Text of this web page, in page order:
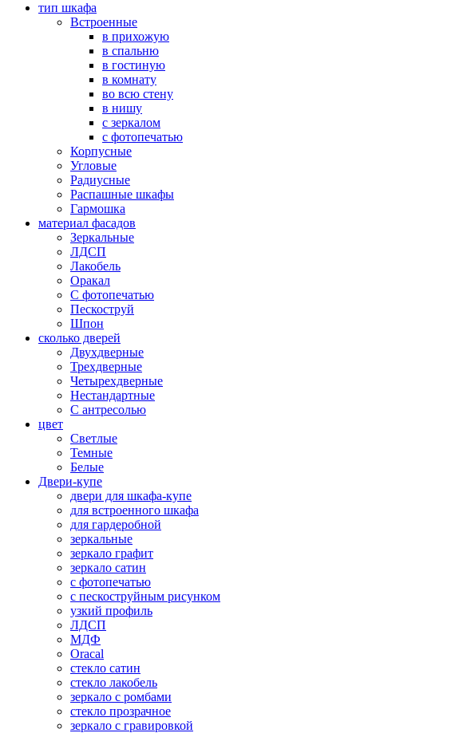
тип шкафа
Встроенные
в прихожую
в спальню
в гостиную
в комнату
во всю стену
в нишу
с зеркалом
с фотопечатью
Корпусные
Угловые
Радиусные
Распашные шкафы
Гармошка
материал фасадов
Зеркальные
ЛДСП
Лакобель
Оракал
С фотопечатью
Пескоструй
Шпон
сколько дверей
Двухдверные
Трехдверные
Четырехдверные
Нестандартные
С антресолью
цвет
Светлые
Темные
Белые
Двери-купе
двери для шкафа-купе
для встроенного шкафа
для гардеробной
зеркальные
зеркало графит
зеркало сатин
с фотопечатью
с пескоструйным рисунком
узкий профиль
ЛДСП
МДФ
Oracal
стекло сатин
стекло лакобель
зеркало с ромбами
стекло прозрачное
зеркало с гравировкой